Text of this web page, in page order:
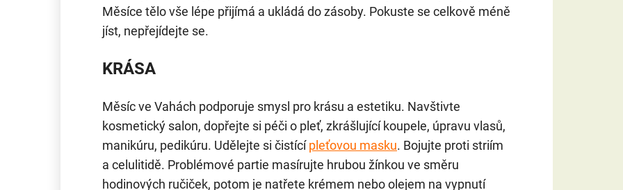
Měsíce tělo vše lépe přijímá a ukládá do zásoby. Pokuste se celkově méně
jíst, nepřejídejte se.
KRÁSA
Měsíc ve Vahách podporuje smysl pro krásu a estetiku. Navštivte
kosmetický salon, dopřejte si péči o pleť, zkrášlující koupele, úpravu vlasů,
manikúru, pedikúru. Udělejte si čistícípleťovou masku. Bojujte proti striím
a celulitidě. Problémové partie masírujte hrubou žínkou ve směru
hodinových ručiček, potom je natřete krémem nebo olejem na vypnutí